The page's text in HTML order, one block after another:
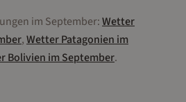
im September:Wetter
,WetterPatagonien im
Bolivien imSeptember.